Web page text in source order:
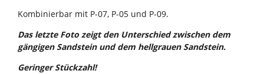
Kombinierbar mit P-07, P-05 und P-09.
Das letzte Foto zeigt den Unterschied zwischen dem
gängigen Sandstein und dem hellgrauen Sandstein.
Geringer Stückzahl!